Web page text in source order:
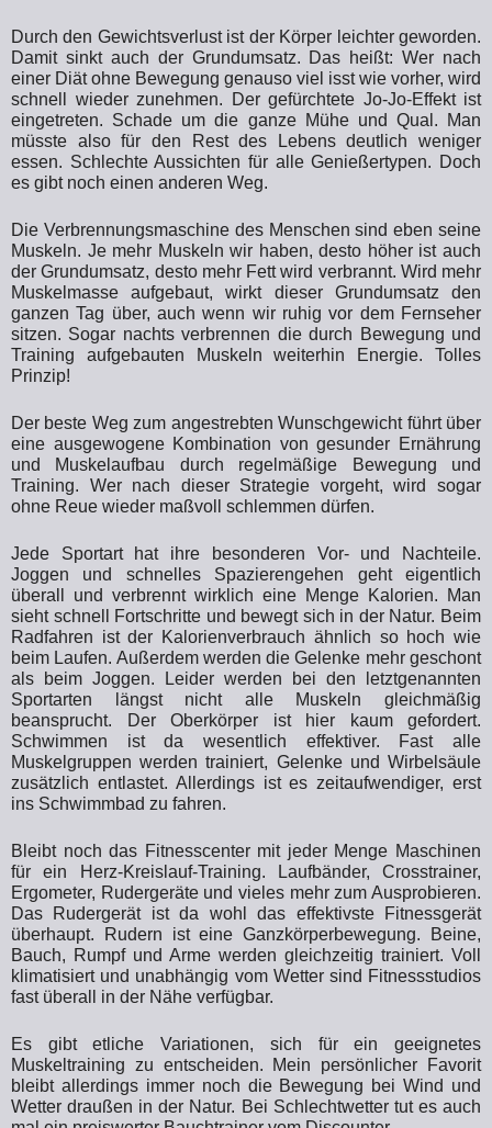
Durch den Gewichtsverlust ist der Körper leichter geworden.
Damit sinkt auch der Grundumsatz. Das heißt: Wer nach
einer Diät ohne Bewegung genauso viel isst wie vorher, wird
schnell wieder zunehmen. Der gefürchtete Jo-Jo-Effekt ist
eingetreten. Schade um die ganze Mühe und Qual. Man
müsste also für den Rest des Lebens deutlich weniger
essen. Schlechte Aussichten für alle Genießertypen. Doch
es gibt noch einen anderen Weg.
Die Verbrennungsmaschine des Menschen sind eben seine
Muskeln. Je mehr Muskeln wir haben, desto höher ist auch
der Grundumsatz, desto mehr Fett wird verbrannt. Wird mehr
Muskelmasse aufgebaut, wirkt dieser Grundumsatz den
ganzen Tag über, auch wenn wir ruhig vor dem Fernseher
sitzen. Sogar nachts verbrennen die durch Bewegung und
Training aufgebauten Muskeln weiterhin Energie. Tolles
Prinzip!
Der beste Weg zum angestrebten Wunschgewicht führt über
eine ausgewogene Kombination von gesunder Ernährung
und Muskelaufbau durch regelmäßige Bewegung und
Training. Wer nach dieser Strategie vorgeht, wird sogar
ohne Reue wieder maßvoll schlemmen dürfen.
Jede Sportart hat ihre besonderen Vor- und Nachteile.
Joggen und schnelles Spazierengehen geht eigentlich
überall und verbrennt wirklich eine Menge Kalorien. Man
sieht schnell Fortschritte und bewegt sich in der Natur. Beim
Radfahren ist der Kalorienverbrauch ähnlich so hoch wie
beim Laufen. Außerdem werden die Gelenke mehr geschont
als beim Joggen. Leider werden bei den letztgenannten
Sportarten längst nicht alle Muskeln gleichmäßig
beansprucht. Der Oberkörper ist hier kaum gefordert.
Schwimmen ist da wesentlich effektiver. Fast alle
Muskelgruppen werden trainiert, Gelenke und Wirbelsäule
zusätzlich entlastet. Allerdings ist es zeitaufwendiger, erst
ins Schwimmbad zu fahren.
Bleibt noch das Fitnesscenter mit jeder Menge Maschinen
für ein Herz-Kreislauf-Training. Laufbänder, Crosstrainer,
Ergometer, Rudergeräte und vieles mehr zum Ausprobieren.
Das Rudergerät ist da wohl das effektivste Fitnessgerät
überhaupt. Rudern ist eine Ganzkörperbewegung. Beine,
Bauch, Rumpf und Arme werden gleichzeitig trainiert. Voll
klimatisiert und unabhängig vom Wetter sind Fitnessstudios
fast überall in der Nähe verfügbar.
Es gibt etliche Variationen, sich für ein geeignetes
Muskeltraining zu entscheiden. Mein persönlicher Favorit
bleibt allerdings immer noch die Bewegung bei Wind und
Wetter draußen in der Natur. Bei Schlechtwetter tut es auch